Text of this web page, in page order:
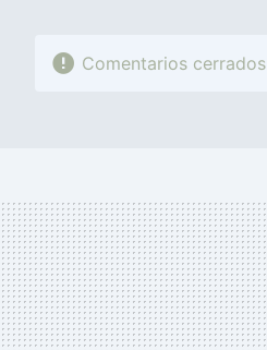
Comentarios cerrados